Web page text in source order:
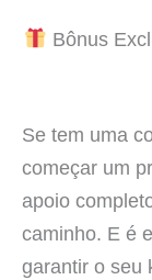
Bônus
Se tem uma
começar um
apoio
caminho. E é
garantir o seu